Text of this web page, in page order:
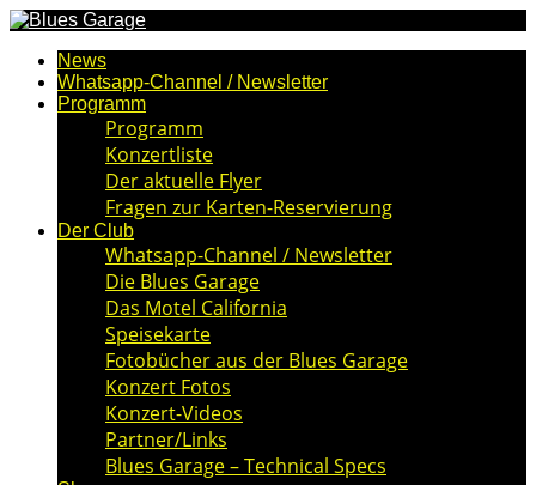
News
Whatsapp-Channel / Newsletter
Programm
Programm
Konzertliste
Der aktuelle Flyer
Fragen zur Karten-Reservierung
Der Club
Whatsapp-Channel / Newsletter
Die Blues Garage
Das Motel California
Speisekarte
Fotobücher aus der Blues Garage
Konzert Fotos
Konzert-Videos
Partner/Links
Blues Garage – Technical Specs